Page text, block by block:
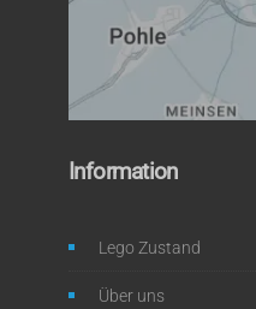
Information
Lego Zustand
Über uns